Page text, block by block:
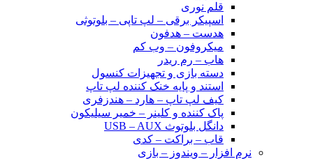
قلم نوری
اسپیکر برقی – لپ تاپی – بلوتوثی
هدست – هدفون
میکروفون – وب کم
هاب – رم ریدر
دسته بازی و تجهیزات کنسول
استند و پایه خنک کننده لپ تاپ
کیف لپ تاپ – هارد – هندزفری
پاک کننده و کلینر – خمیر سیلیکون
دانگل بلوتوث USB – AUX
قاب – براکت – کدی
نرم افزار – ویندوز – بازی